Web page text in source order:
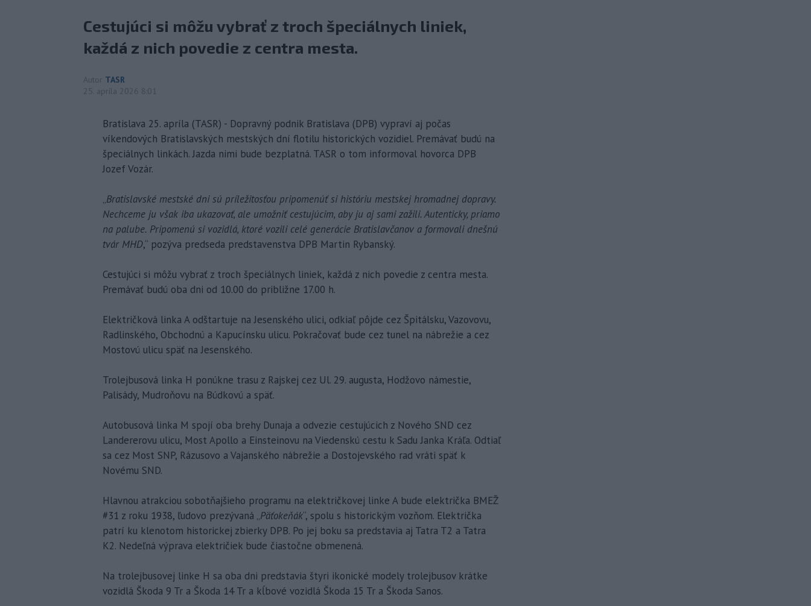
Cestujúci si môžu vybrať z troch špeciálnych liniek,
každá z nich povedie z centra mesta.
Autor TASR
25. apríla 2026 8:01
Bratislava 25. apríla (TASR) - Dopravný podnik Bratislava (DPB) vypraví aj počas
víkendových Bratislavských mestských dní flotilu historických vozidiel. Premávať budú na
špeciálnych linkách. Jazda nimi bude bezplatná. TASR o tom informoval hovorca DPB
Jozef Vozár.
„Bratislavské mestské dni sú príležitosťou pripomenúť si históriu mestskej hromadnej dopravy.
Nechceme ju však iba ukazovať, ale umožniť cestujúcim, aby ju aj sami zažili. Autenticky, priamo
na palube. Pripomenú si vozidlá, ktoré vozili celé generácie Bratislavčanov a formovali dnešnú
tvár MHD,“ pozýva predseda predstavenstva DPB Martin Rybanský.
Cestujúci si môžu vybrať z troch špeciálnych liniek, každá z nich povedie z centra mesta.
Premávať budú oba dni od 10.00 do približne 17.00 h.
Električková linka A odštartuje na Jesenského ulici, odkiaľ pôjde cez Špitálsku, Vazovovu,
Radlinského, Obchodnú a Kapucínsku ulicu. Pokračovať bude cez tunel na nábrežie a cez
Mostovú ulicu späť na Jesenského.
Trolejbusová linka H ponúkne trasu z Rajskej cez Ul. 29. augusta, Hodžovo námestie,
Palisády, Mudroňovu na Búdkovú a späť.
Autobusová linka M spojí oba brehy Dunaja a odvezie cestujúcich z Nového SND cez
Landererovu ulicu, Most Apollo a Einsteinovu na Viedenskú cestu k Sadu Janka Kráľa. Odtiaľ
sa cez Most SNP, Rázusovo a Vajanského nábrežie a Dostojevského rad vráti späť k
Novému SND.
Hlavnou atrakciou sobotňajšieho programu na električkovej linke A bude električka BMEŽ
#31 z roku 1938, ľudovo prezývaná „Päťokeňák“, spolu s historickým vozňom. Električka
patrí ku klenotom historickej zbierky DPB. Po jej boku sa predstavia aj Tatra T2 a Tatra
K2. Nedeľná výprava električiek bude čiastočne obmenená.
Na trolejbusovej linke H sa oba dni predstavia štyri ikonické modely trolejbusov krátke
vozidlá Škoda 9 Tr a Škoda 14 Tr a kĺbové vozidlá Škoda 15 Tr a Škoda Sanos.